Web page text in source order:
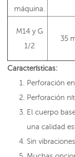
máquina.
M14 y G
1/2
35
Características:
Perforación
Perforación
El cuerpo
una calidad
Sin